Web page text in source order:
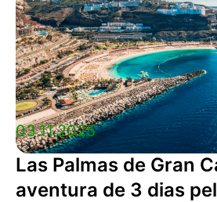
03.11.2025
Las Palmas de Gran
aventura de 3 dias